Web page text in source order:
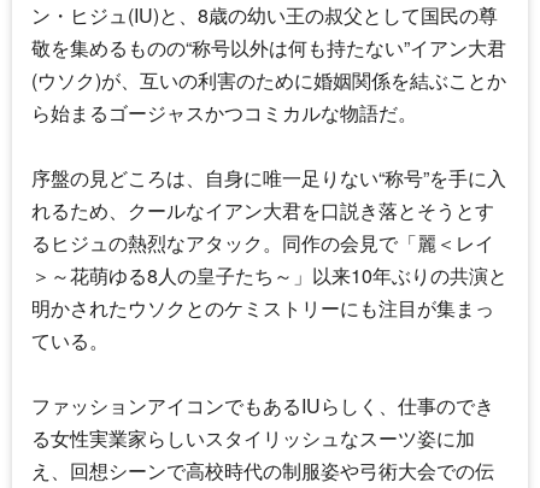
ン・ヒジュ(IU)と、8歳の幼い王の叔父として国民の尊
敬を集めるものの“称号以外は何も持たない”イアン大君
(ウソク)が、互いの利害のために婚姻関係を結ぶことか
ら始まるゴージャスかつコミカルな物語だ。
序盤の見どころは、自身に唯一足りない“称号”を手に入
れるため、クールなイアン大君を口説き落とそうとす
るヒジュの熱烈なアタック。同作の会見で「麗＜レイ
＞～花萌ゆる8人の皇子たち～」以来10年ぶりの共演と
明かされたウソクとのケミストリーにも注目が集まっ
ている。
ファッションアイコンでもあるIUらしく、仕事のでき
る女性実業家らしいスタイリッシュなスーツ姿に加
え、回想シーンで高校時代の制服姿や弓術大会での伝